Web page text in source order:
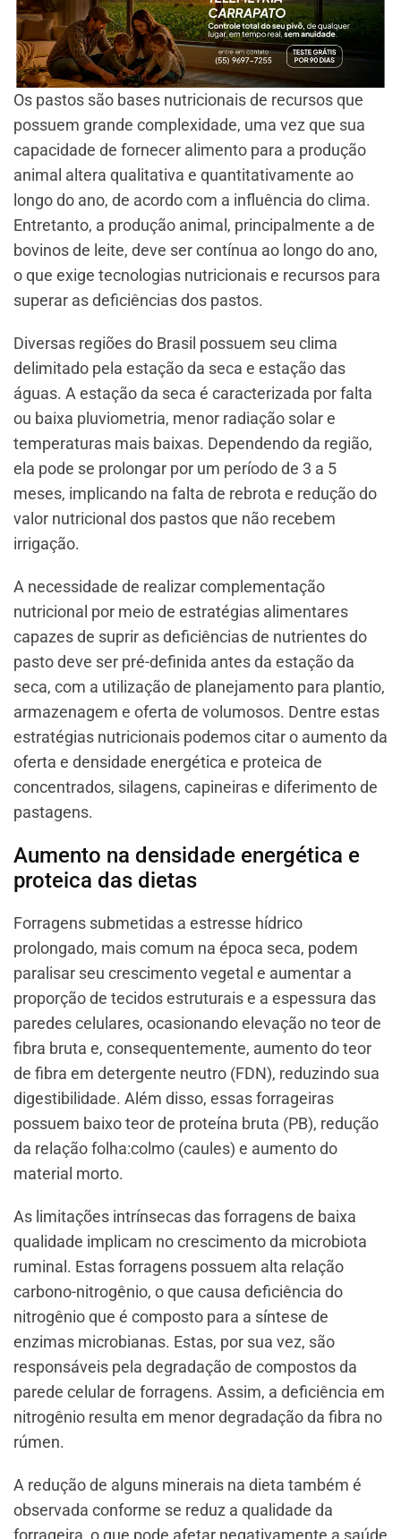
Os pastos são bases nutricionais de recursos que
possuem grande complexidade, uma vez que sua
capacidade de fornecer alimento para a produção
animal altera qualitativa e quantitativamente ao
longo do ano, de acordo com a influência do clima.
Entretanto, a produção animal, principalmente a de
bovinos de leite, deve ser contínua ao longo do ano,
o que exige tecnologias nutricionais e recursos para
superar as deficiências dos pastos.
Diversas regiões do Brasil possuem seu clima
delimitado pela estação da seca e estação das
águas. A estação da seca é caracterizada por falta
ou baixa pluviometria, menor radiação solar e
temperaturas mais baixas. Dependendo da região,
ela pode se prolongar por um período de 3 a 5
meses, implicando na falta de rebrota e redução do
valor nutricional dos pastos que não recebem
irrigação.
A necessidade de realizar complementação
nutricional por meio de estratégias alimentares
capazes de suprir as deficiências de nutrientes do
pasto deve ser pré-definida antes da estação da
seca, com a utilização de planejamento para plantio,
armazenagem e oferta de volumosos. Dentre estas
estratégias nutricionais podemos citar o aumento da
oferta e densidade energética e proteica de
concentrados, silagens, capineiras e diferimento de
pastagens.
Aumento na densidade energética e
proteica das dietas
Forragens submetidas a estresse hídrico
prolongado, mais comum na época seca, podem
paralisar seu crescimento vegetal e aumentar a
proporção de tecidos estruturais e a espessura das
paredes celulares, ocasionando elevação no teor de
fibra bruta e, consequentemente, aumento do teor
de fibra em detergente neutro (FDN), reduzindo sua
digestibilidade. Além disso, essas forrageiras
possuem baixo teor de proteína bruta (PB), redução
da relação folha:colmo (caules) e aumento do
material morto.
As limitações intrínsecas das forragens de baixa
qualidade implicam no crescimento da microbiota
ruminal. Estas forragens possuem alta relação
carbono-nitrogênio, o que causa deficiência do
nitrogênio que é composto para a síntese de
enzimas microbianas. Estas, por sua vez, são
responsáveis ​​pela degradação de compostos da
parede celular de forragens. Assim, a deficiência em
nitrogênio resulta em menor degradação da fibra no
rúmen.
A redução de alguns minerais na dieta também é
observada conforme se reduz a qualidade da